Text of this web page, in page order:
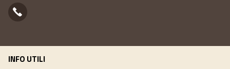
INFO UTILI